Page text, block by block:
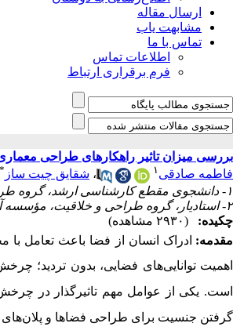
ارسال مقاله
مشابهت یاب
تماس با ما
اطلاعات تماس
فرم برقراری ارتباط
بررسی میزان تاثیر راهکارهای طراحی
فاطمه صادقی ۱ ، شقایق چیت ساز *
۱- دانشجوی مقطع کارشناسی ارشد، گروه طراحی و خلاقیت، مؤسسه آموزش عالی علوم شناختی، تهران، ایران
۲- استادیار، گروه طراحی و خلاقیت، مؤسسه آموزش عالی علوم شناختی، تهران، ایران
چکیده:
(۲۹۳۰ مشاهده)
مقدمه: ادراک انسان از فضا باعث تعامل
اهمیت توانایی­‌های فضایی، بدون تردید؛
است. یکی از عوامل مهم تاثیر­گذار در
گرفتن جنسیت برای طراحی فضاها و